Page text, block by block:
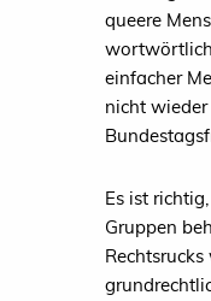
queere
einfacher
nicht
Es ist
Gruppen